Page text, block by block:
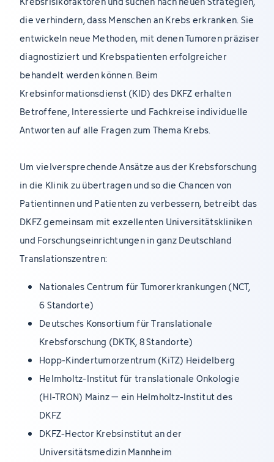
die verhindern, dass Menschen an Krebs erkranken. Sie
entwickeln neue Methoden, mit denen Tumoren präziser
diagnostiziert und Krebspatienten erfolgreicher
behandelt werden können. Beim
Krebsinformationsdienst (KID) des DKFZ erhalten
Betroffene, Interessierte und Fachkreise individuelle
Antworten auf alle Fragen zum Thema Krebs.
Um vielversprechende Ansätze aus der Krebsforschung
in die Klinik zu übertragen und so die Chancen von
Patientinnen und Patienten zu verbessern, betreibt das
DKFZ gemeinsam mit exzellenten Universitätskliniken
und Forschungseinrichtungen in ganz Deutschland
Translationszentren:
Nationales Centrum für Tumorerkrankungen (NCT,
6 Standorte)
Deutsches Konsortium für Translationale
Krebsforschung (DKTK, 8 Standorte)
Hopp-Kindertumorzentrum (KiTZ) Heidelberg
Helmholtz-Institut für translationale Onkologie
(HI-TRON) Mainz – ein Helmholtz-Institut des
DKFZ
DKFZ-Hector Krebsinstitut an der
Universitätsmedizin Mannheim